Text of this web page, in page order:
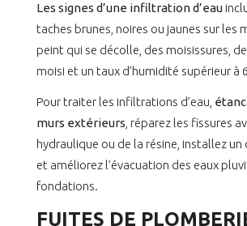
Les signes d’une infiltration d’eau
taches brunes, noires ou jaunes sur les
peint qui se décolle, des moisissures,
moisi et un taux d’humidité supérieur à
Pour traiter les infiltrations d’eau,
murs extérieurs , réparez les fissures
hydraulique ou de la résine, installez un
et améliorez l’évacuation des eaux
fondations.
FUITES DE